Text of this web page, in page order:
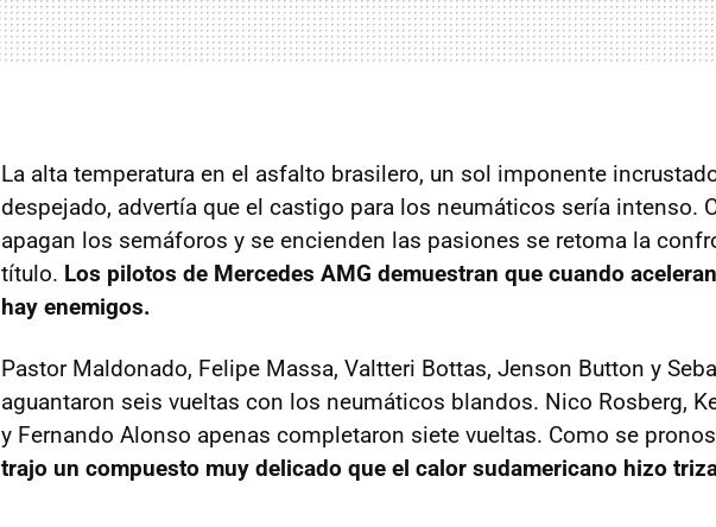
La alta temperatura en el asfalto brasilero, un sol imponente
despejado, advertía que el castigo para los neumáticos sería intenso.
apagan los semáforos y se encienden las pasiones se retoma la
título. Los pilotos de Mercedes AMG demuestran que cuando
hay enemigos.
Pastor Maldonado, Felipe Massa, Valtteri Bottas, Jenson Button y
aguantaron seis vueltas con los neumáticos blandos. Nico Rosberg,
y Fernando Alonso apenas completaron siete vueltas. Como se
trajo un compuesto muy delicado que el calor sudamericano hizo